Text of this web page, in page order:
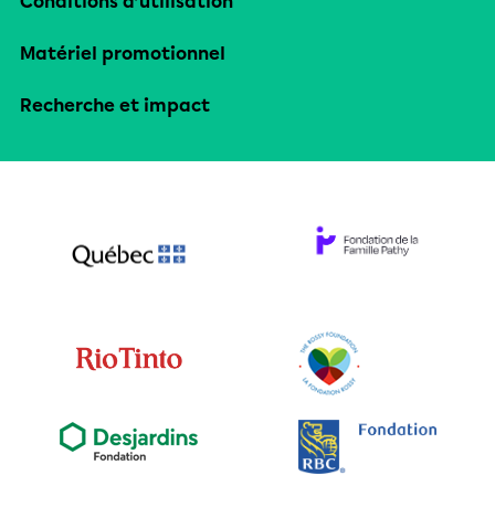
Matériel promotionnel
Recherche et impact